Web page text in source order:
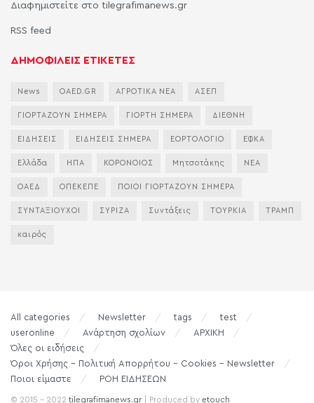
Διαφημιστείτε στο tilegrafimanews.gr
RSS feed
ΔΗΜΟΦΙΛΕΙΣ ΕΤΙΚΕΤΕΣ
News OAED.GR ΑΓΡΟΤΙΚΑ ΝΕΑ ΑΣΕΠ
ΓΙΟΡΤΑΖΟΥΝ ΣΗΜΕΡΑ ΓΙΟΡΤΗ ΣΗΜΕΡΑ ΔΙΕΘΝΗ
ΕΙΔΗΣΕΙΣ ΕΙΔΗΣΕΙΣ ΣΗΜΕΡΑ ΕΟΡΤΟΛΟΓΙΟ ΕΦΚΑ
Ελλάδα ΗΠΑ ΚΟΡΟΝΟΙΟΣ Μητσοτάκης ΝΕΑ
ΟΑΕΔ ΟΠΕΚΕΠΕ ΠΟΙΟΙ ΓΙΟΡΤΑΖΟΥΝ ΣΗΜΕΡΑ
ΣΥΝΤΑΞΙΟΥΧΟΙ ΣΥΡΙΖΑ Συντάξεις ΤΟΥΡΚΙΑ ΤΡΑΜΠ
καιρός
All categories Newsletter tags
test
useronline
Ανάρτηση σχολίων
ΑΡΧΙΚΗ
Όλες οι ειδήσεις
Όροι Χρήσης – Πολιτική Απορρήτου – Cookies – Newsletter
Ποιοι είμαστε
ΡΟΗ ΕΙΔΗΣΕΩΝ
© 2015 - 2022 tilegrafimanews.gr| Produced by etouch